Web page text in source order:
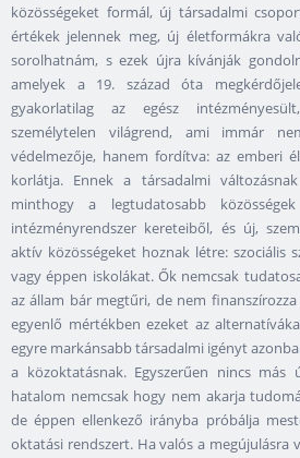
közösségeket formál, új társadalmi
értékek jelennek meg, új életformákra
sorolhatnám, s ezek újra kívánják
amelyek a 19. század óta
gyakorlatilag az egész
személytelen világrend, ami immár
védelmezője, hanem fordítva: az emberi
korlátja. Ennek a társadalmi
minthogy a legtudatosabb
intézményrendszer kereteiből, és új,
aktív közösségeket hoznak létre: szociális
vagy éppen iskolákat. Ők nemcsak
az állam bár megtűri, de nem
egyenlő mértékben ezeket az
egyre markánsabb társadalmi igényt
a közoktatásnak. Egyszerűen nincs
hatalom nemcsak hogy nem akarja
de éppen ellenkező irányba próbálja
oktatási rendszert. Ha valós a megújulásra